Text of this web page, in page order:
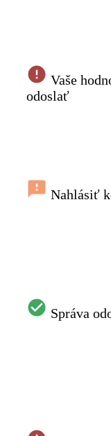
Vaše
odoslať
Nahlásiť
Správa